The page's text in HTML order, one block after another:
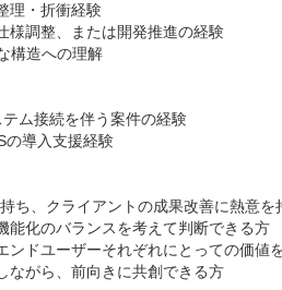
理・折衝経験
様調整、または開発推進の経験
構造への理解
テム接続を伴う案件の経験
の導入支援経験
ち、クライアントの成果改善に熱意を
能化のバランスを考えて判断できる方
ンドユーザーそれぞれにとっての価値
ながら、前向きに共創できる方